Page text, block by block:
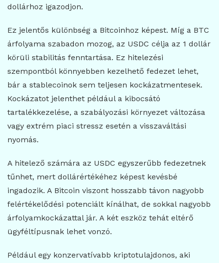
dollárhoz igazodjon.
Ez jelentős különbség a Bitcoinhoz képest. Míg a BTC
árfolyama szabadon mozog, az USDC célja az 1 dollár
körüli stabilitás fenntartása. Ez hitelezési
szempontból könnyebben kezelhető fedezet lehet,
bár a stablecoinok sem teljesen kockázatmentesek.
Kockázatot jelenthet például a kibocsátó
tartalékkezelése, a szabályozási környezet változása
vagy extrém piaci stressz esetén a visszaváltási
nyomás.
A hitelező számára az USDC egyszerűbb fedezetnek
tűnhet, mert dollárértékéhez képest kevésbé
ingadozik. A Bitcoin viszont hosszabb távon nagyobb
felértékelődési potenciált kínálhat, de sokkal nagyobb
árfolyamkockázattal jár. A két eszköz tehát eltérő
ügyféltípusnak lehet vonzó.
Például egy konzervatívabb kriptotulajdonos, aki